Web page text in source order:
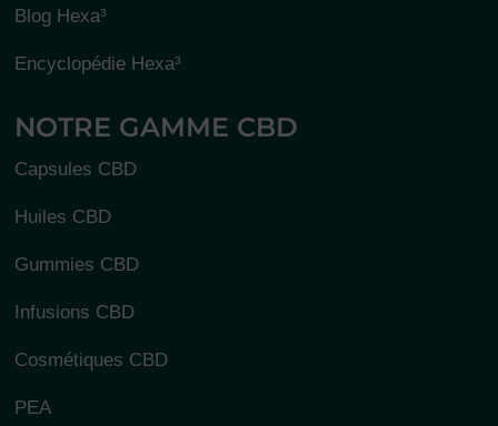
Blog Hexa³
Encyclopédie Hexa³
NOTRE GAMME CBD
Capsules CBD
Huiles CBD
Gummies CBD
Infusions CBD
Cosmétiques CBD
PEA